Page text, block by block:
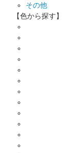
その他
【色から探す】